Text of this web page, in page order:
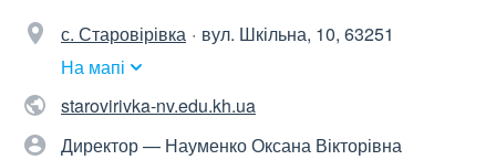
с. Старовірівка
вул. Шкільна, 10, 63251
На мапі
starovirivka-nv.edu.kh.ua
Директор — Науменко Оксана Вікторівна